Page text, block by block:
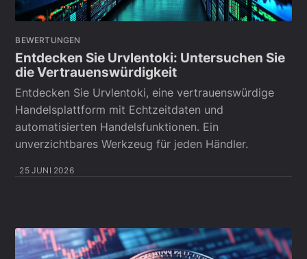
BEWERTUNGEN
Entdecken Sie Urvlentoki: Untersuchen Sie
die Vertrauenswürdigkeit
Entdecken Sie Urvlentoki, eine vertrauenswürdige
Handelsplattform mit Echtzeitdaten und
automatisierten Handelsfunktionen. Ein
unverzichtbares Werkzeug für jeden Händler.
25 JUNI 2026